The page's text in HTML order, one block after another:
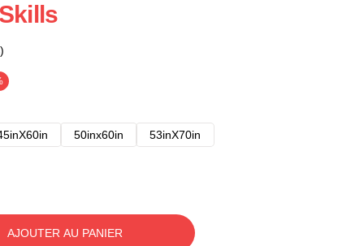
50inx60in
53inX70in
AJOUTER AU PANIER